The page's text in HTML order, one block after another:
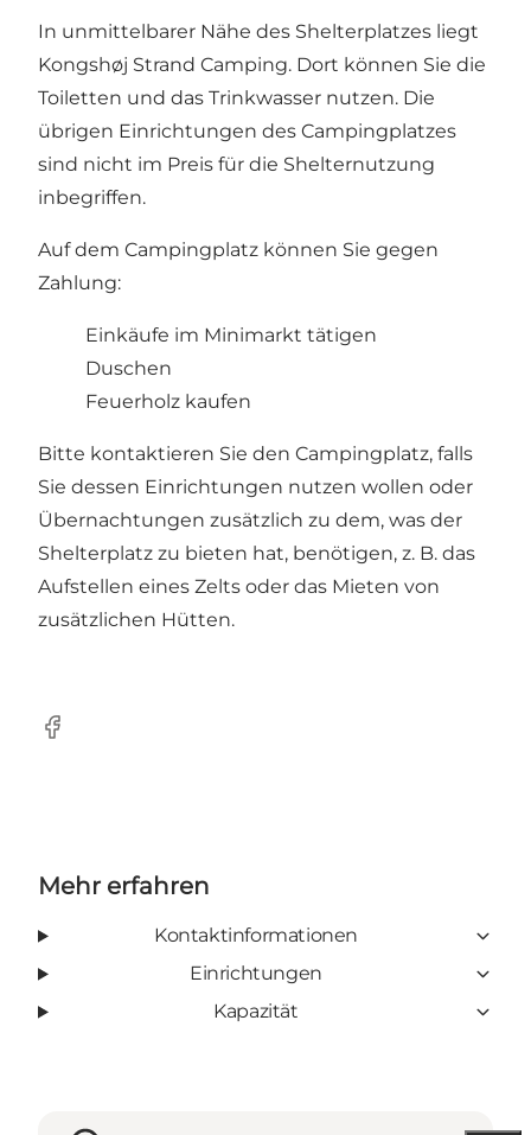
In unmittelbarer Nähe des Shelterplatzes liegt
Kongshøj Strand Camping. Dort können Sie die
Toiletten und das Trinkwasser nutzen. Die
übrigen Einrichtungen des Campingplatzes
sind nicht im Preis für die Shelternutzung
inbegriffen.
Auf dem Campingplatz können Sie gegen
Zahlung:
Einkäufe im Minimarkt tätigen
Duschen
Feuerholz kaufen
Bitte kontaktieren Sie den Campingplatz, falls
Sie dessen Einrichtungen nutzen wollen oder
Übernachtungen zusätzlich zu dem, was der
Shelterplatz zu bieten hat, benötigen, z. B. das
Aufstellen eines Zelts oder das Mieten von
zusätzlichen Hütten.
Facebook
Mehr erfahren
Kontaktinformationen
Einrichtungen
Kapazität